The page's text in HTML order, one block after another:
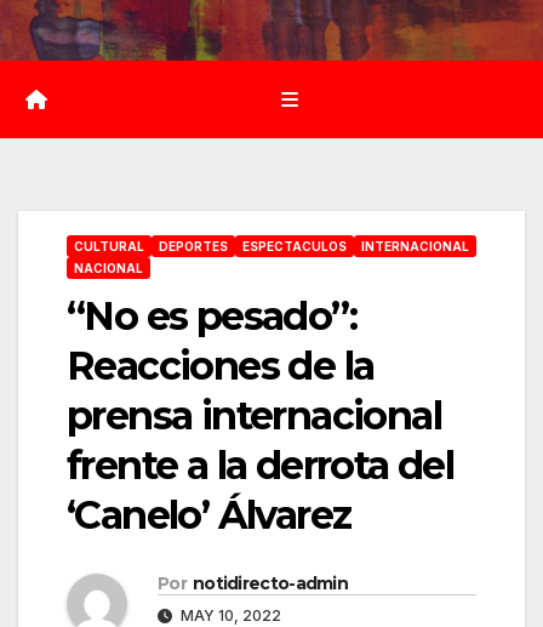
Saltar
al
contenido
CULTURAL DEPORTES ESPECTACULOS
INTERNACIONAL
NACIONAL
“No es pesado”:
Reacciones de la
prensa internacional
frente a la derrota del
‘Canelo’ Álvarez
Por notidirecto-admin
MAY 10, 2022